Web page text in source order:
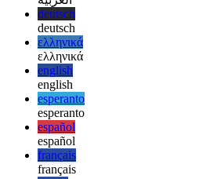
afrikaans
afrikaans
العربية
العربية
deutsch
deutsch
ελληνικά
ελληνικά
english
english
esperanto
esperanto